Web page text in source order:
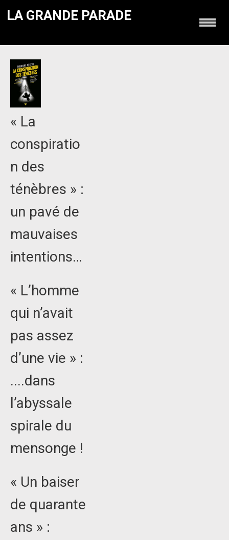
LA GRANDE PARADE
« La
conspiratio
n des
ténèbres » :
un pavé de
mauvaises
intentions…
« L’homme
qui n’avait
pas assez
d’une vie » :
....dans
l’abyssale
spirale du
mensonge !
« Un baiser
de quarante
ans » :